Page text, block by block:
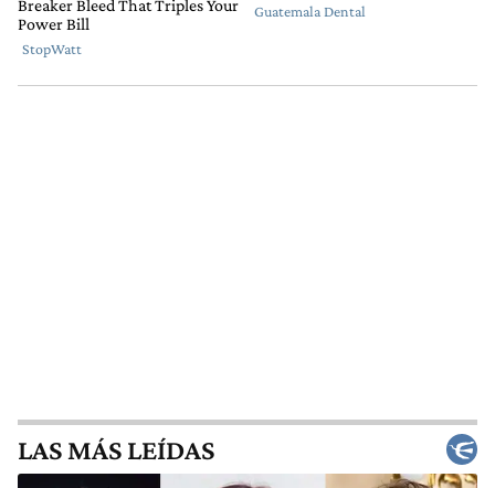
LAS MÁS LEÍDAS